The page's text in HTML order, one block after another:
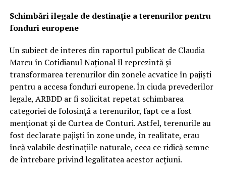
Schimbări ilegale de destinație a terenurilor pentru
fonduri europene
Un subiect de interes din raportul publicat de Claudia
Marcu în Cotidianul Național îl reprezintă și
transformarea terenurilor din zonele acvatice în pajiști
pentru a accesa fonduri europene. În ciuda prevederilor
legale, ARBDD ar fi solicitat repetat schimbarea
categoriei de folosință a terenurilor, fapt ce a fost
menționat și de Curtea de Conturi. Astfel, terenurile au
fost declarate pajiști în zone unde, în realitate, erau
încă valabile destinațiile naturale, ceea ce ridică semne
de întrebare privind legalitatea acestor acțiuni.